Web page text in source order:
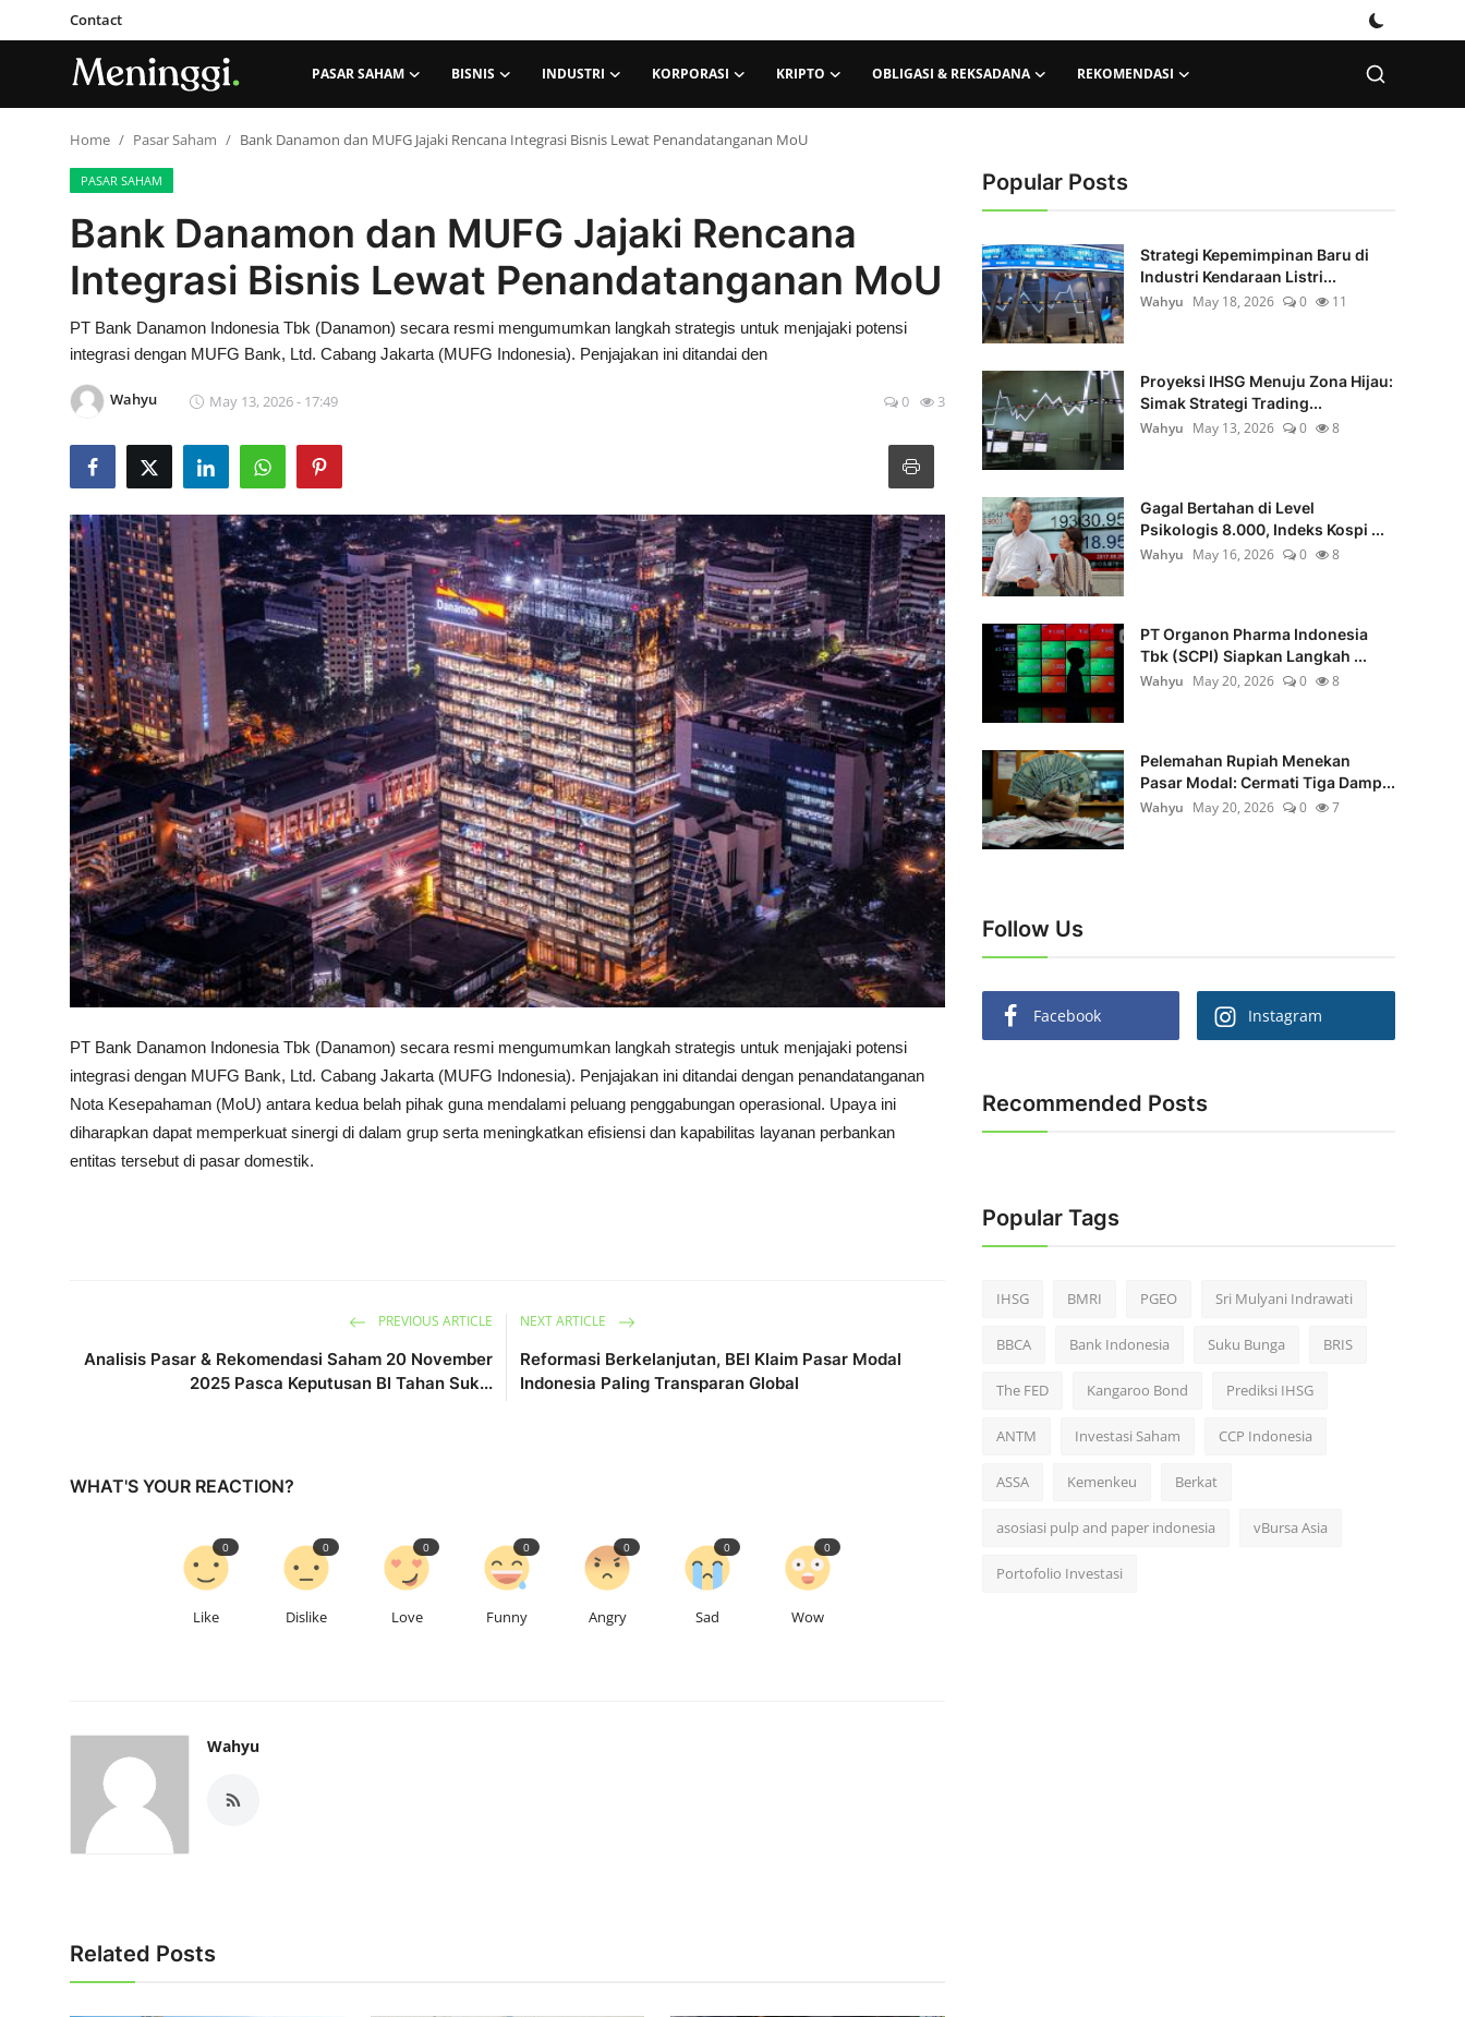
Contact
PASAR SAHAM BISNIS INDUSTRI KORPORASI KRIPTO OBLIGASI & REKSADANA REKOMENDASI
Contact
Pasar Saham
Industri
Korporasi
Obligasi & Reksadana
Rekomendasi
Home Pasar Saham Bank Danamon dan MUFG Jajaki Rencana Integrasi Bisnis Lewat Penandatanganan MoU
PASAR SAHAM
Bank Danamon dan MUFG Jajaki Rencana
Integrasi Bisnis Lewat Penandatanganan MoU
PT Bank Danamon Indonesia Tbk (Danamon) secara resmi mengumumkan langkah strategis untuk menjajaki potensi
integrasi dengan MUFG Bank, Ltd. Cabang Jakarta (MUFG Indonesia). Penjajakan ini ditandai den
Wahyu May 13, 2026 - 17:49 0 3
PT Bank Danamon Indonesia Tbk (Danamon) secara resmi mengumumkan langkah strategis untuk menjajaki potensi
integrasi dengan MUFG Bank, Ltd. Cabang Jakarta (MUFG Indonesia). Penjajakan ini ditandai dengan penandatanganan
Nota Kesepahaman (MoU) antara kedua belah pihak guna mendalami peluang penggabungan operasional. Upaya ini
diharapkan dapat memperkuat sinergi di dalam grup serta meningkatkan efisiensi dan kapabilitas layanan perbankan
entitas tersebut di pasar domestik.
PREVIOUS ARTICLE
Analisis Pasar & Rekomendasi Saham 20 November
2025 Pasca Keputusan BI Tahan Suk...
NEXT ARTICLE
Reformasi Berkelanjutan, BEI Klaim Pasar Modal
Indonesia Paling Transparan Global
WHAT'S YOUR REACTION?
Like
0
Dislike
0
Love
0
Funny
0
Angry
0
Sad
0
Wow
0
Wahyu
Related Posts
Popular Posts
Strategi Kepemimpinan Baru di
Industri Kendaraan Listri...
Wahyu May 18, 2026 0 11
Proyeksi IHSG Menuju Zona Hijau:
Simak Strategi Trading...
Wahyu May 13, 2026 0 8
Gagal Bertahan di Level
Psikologis 8.000, Indeks Kospi ...
Wahyu May 16, 2026 0 8
PT Organon Pharma Indonesia
Tbk (SCPI) Siapkan Langkah ...
Wahyu May 20, 2026 0 8
Pelemahan Rupiah Menekan
Pasar Modal: Cermati Tiga Damp...
Wahyu May 20, 2026 0 7
Follow Us
Facebook Instagram
Recommended Posts
Popular Tags
IHSG BMRI PGEO Sri Mulyani Indrawati
BBCA Bank Indonesia Suku Bunga BRIS
The FED Kangaroo Bond Prediksi IHSG
ANTM Investasi Saham CCP Indonesia
ASSA Kemenkeu Berkat
asosiasi pulp and paper indonesia vBursa Asia
Portofolio Investasi